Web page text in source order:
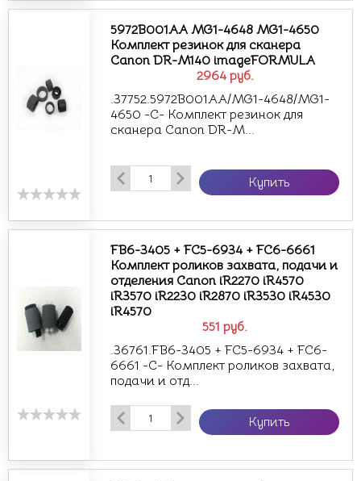
2964 руб.
5972B001AA MG1-4648 MG1-4650
Комплект резинок для сканера
Canon DR-M140 imageFORMULA
.37752.5972B001AA/MG1-4648/MG1-
4650 -С- Комплект резинок для
сканера Canon DR-M...
Купить
551 руб.
FB6-3405 + FC5-6934 + FC6-6661
Комплект роликов захвата, подачи и
отделения Canon iR2270 iR4570
iR3570 iR2230 iR2870 iR3530 iR4530
iR4570
.36761.FB6-3405 + FC5-6934 + FC6-
6661 -С- Комплект роликов захвата,
подачи и отд...
Купить